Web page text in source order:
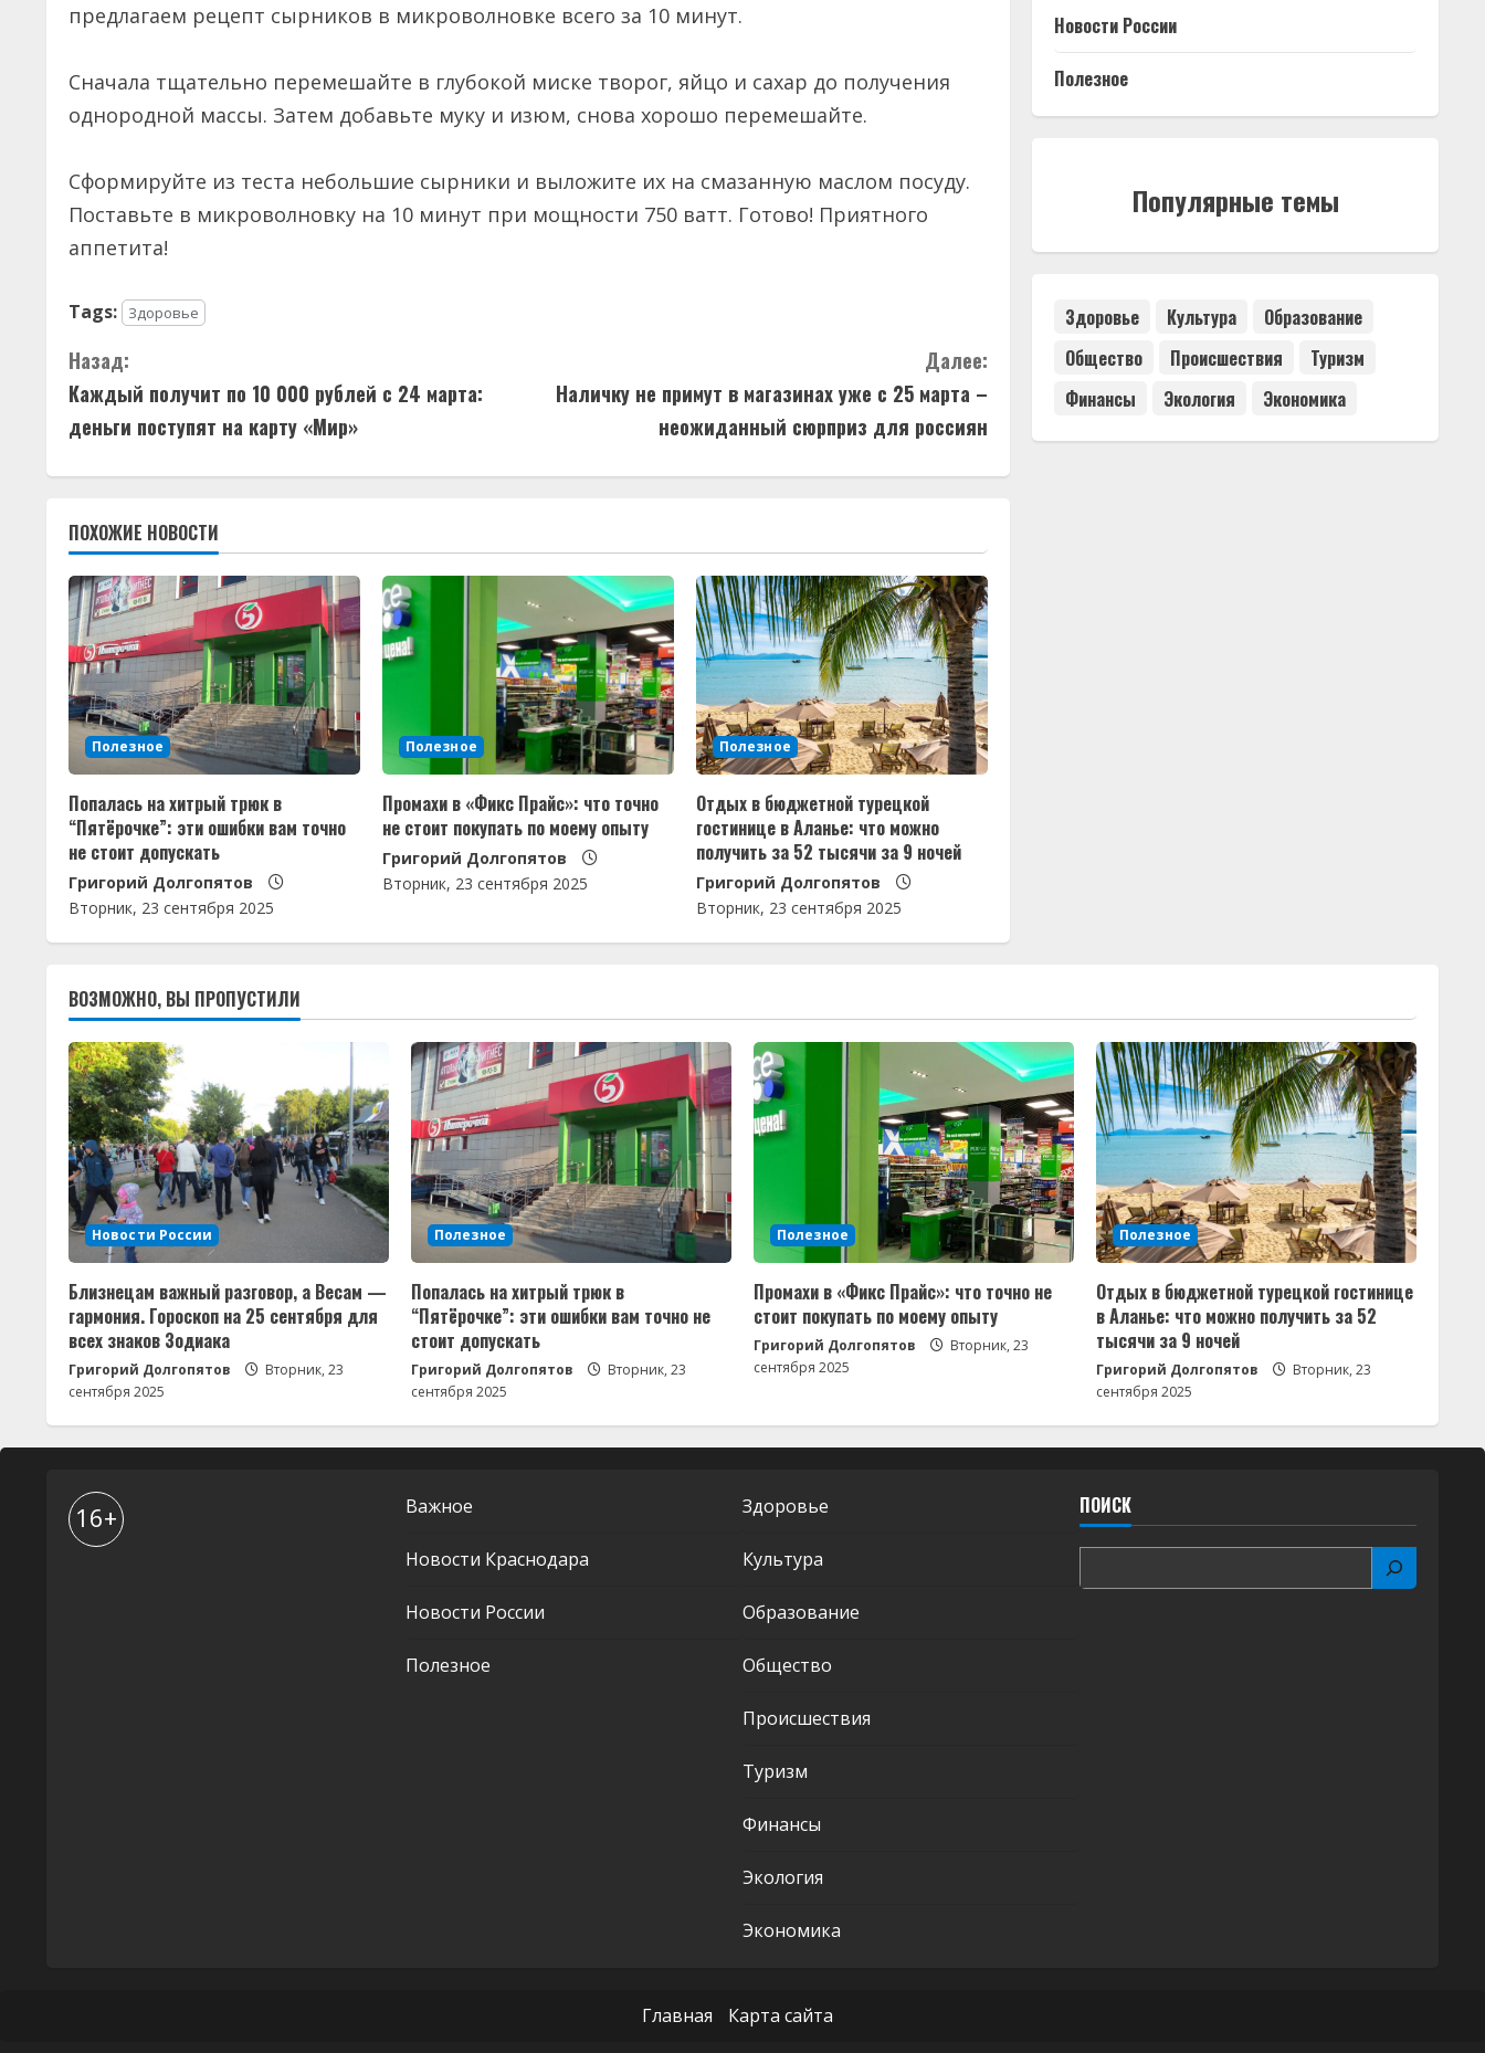
предлагаем рецепт сырников в микроволновке всего за 10 минут.
Сначала тщательно перемешайте в глубокой миске творог, яйцо и сахар до получения
однородной массы. Затем добавьте муку и изюм, снова хорошо перемешайте.
Сформируйте из теста небольшие сырники и выложите их на смазанную маслом посуду.
Поставьте в микроволновку на 10 минут при мощности 750 ватт. Готово! Приятного
аппетита!
Tags: Здоровье
П
р
о
л
ж
и
т
ь
ч
т
е
и
е
Назад:
Каждый получит по 10 000 рублей с 24 марта:
деньги поступят на карту «Мир»
Далее:
Наличку не примут в магазинах уже с 25 марта –
неожиданный сюрприз для россиян
ПОХОЖИЕ НОВОСТИ
Полезное
Попалась на хитрый трюк в
“Пятёрочке”: эти ошибки вам точно
не стоит допускать
Григорий Долгопятов
Вторник, 23 сентября 2025
Полезное
Промахи в «Фикс Прайс»: что точно
не стоит покупать по моему опыту
Григорий Долгопятов
Вторник, 23 сентября 2025
Полезное
Отдых в бюджетной турецкой
гостинице в Аланье: что можно
получить за 52 тысячи за 9 ночей
Григорий Долгопятов
Вторник, 23 сентября 2025
Новости России
Полезное
Популярные темы
Здоровье Культура
Образование
Общество
Происшествия
Туризм
Финансы
Экология Экономика
ВОЗМОЖНО, ВЫ ПРОПУСТИЛИ
Новости России
Близнецам важный разговор, а Весам —
гармония. Гороскоп на 25 сентября для
всех знаков Зодиака
Григорий Долгопятов
Вторник, 23
сентября 2025
Полезное
Попалась на хитрый трюк в
“Пятёрочке”: эти ошибки вам точно не
стоит допускать
Григорий Долгопятов
Вторник, 23
сентября 2025
Полезное
Промахи в «Фикс Прайс»: что точно не
стоит покупать по моему опыту
Григорий Долгопятов
Вторник, 23
сентября 2025
Полезное
Отдых в бюджетной турецкой гостинице
в Аланье: что можно получить за 52
тысячи за 9 ночей
Григорий Долгопятов
Вторник, 23
сентября 2025
16+ Важное
Новости Краснодара
Новости России
Полезное
Здоровье
Культура
Образование
Общество
Происшествия
Туризм
Финансы
Экология
Экономика
ПОИСК
Главная Карта сайта